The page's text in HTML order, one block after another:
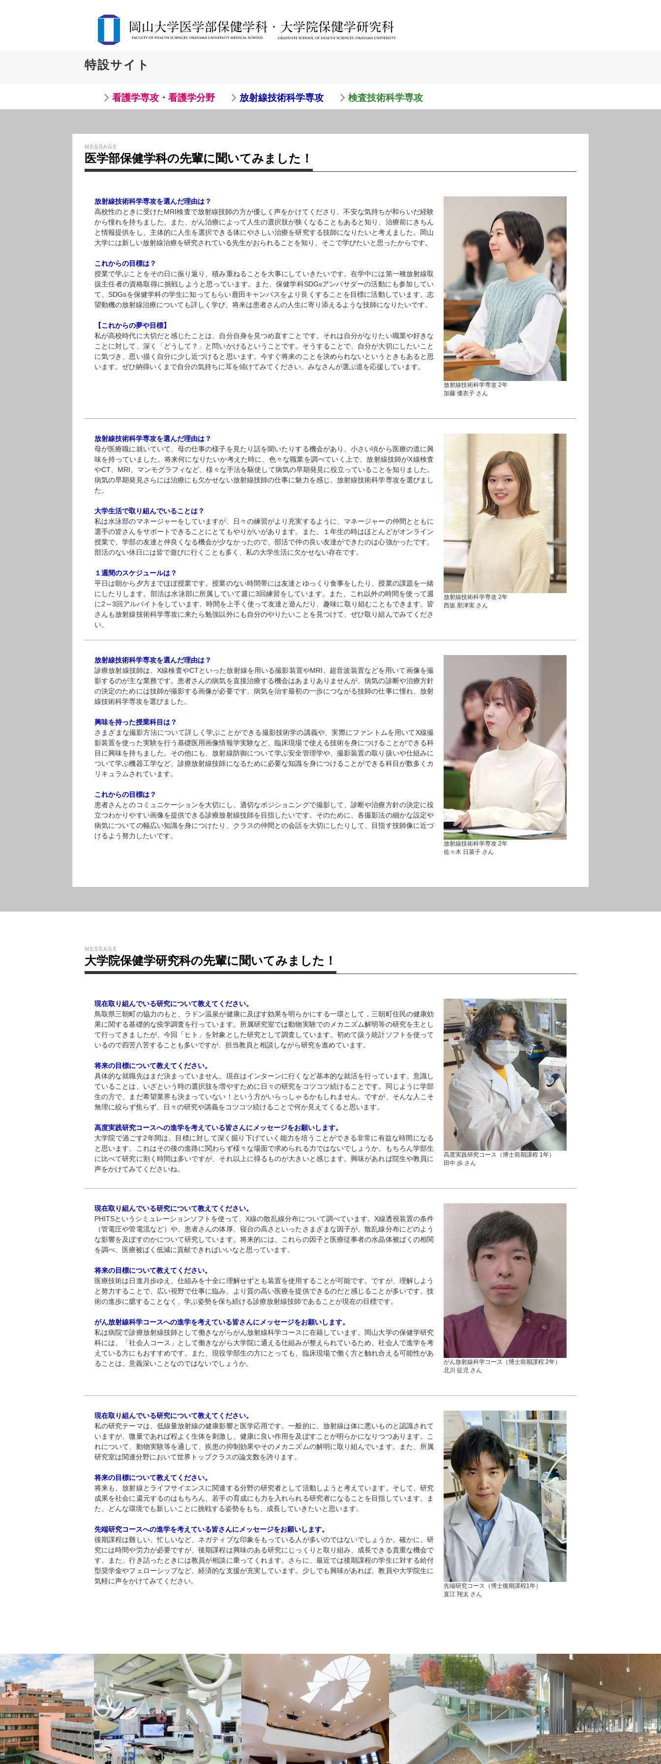
特設サイト
看護学専攻・看護学分野 放射線技術科学専攻 検査技術科学専攻
MESSAGE
医学部保健学科の先輩に聞いてみました！
放射線技術科学専攻 2年
加藤 優衣子 さん
放射線技術科学専攻を選んだ理由は？
高校性のときに受けたMRI検査で放射線技師の方が優しく声をかけてくださり、不安な気持ちが和らいだ経験
から憧れを持ちました。また、がん治療によって人生の選択肢が狭くなることもあると知り、治療前にきちん
と情報提供をし、主体的に人生を選択できる体にやさしい治療を研究する技師になりたいと考えました。岡山
大学には新しい放射線治療を研究されている先生がおられることを知り、そこで学びたいと思ったからです。
これからの目標は？
授業で学ぶことをその日に振り返り、積み重ねることを大事にしていきたいです。在学中には第一種放射線取
扱主任者の資格取得に挑戦しようと思っています。また、保健学科SDGsアンバサダーの活動にも参加してい
て、SDGsを保健学科の学生に知ってもらい鹿田キャンパスをより良くすることを目標に活動しています。志
望動機の放射線治療についても詳しく学び、将来は患者さんの人生に寄り添えるような技師になりたいです。
【これからの夢や目標】
私が高校時代に大切だと感じたことは、自分自身を見つめ直すことです。それは自分がなりたい職業や好きな
ことに対して、深く「どうして？」と問いかけるということです。そうすることで、自分が大切にしたいこと
に気づき、思い描く自分に少し近づけると思います。今すぐ将来のことを決められないというときもあると思
います。ぜひ納得いくまで自分の気持ちに耳を傾けてみてください。みなさんが選ぶ道を応援しています。
放射線技術科学専攻 2年
西坂 那津実 さん
放射線技術科学専攻を選んだ理由は？
母が医療職に就いていて、母の仕事の様子を見たり話を聞いたりする機会があり、小さい頃から医療の道に興
味を持っていました。将来何になりたいか考えた時に、色々な職業を調べていく上で、放射線技師がX線検査
やCT、MRI、マンモグラフィなど、様々な手法を駆使して病気の早期発見に役立っていることを知りました。
病気の早期発見さらには治療にも欠かせない放射線技師の仕事に魅力を感じ、放射線技術科学専攻を選びまし
た。
大学生活で取り組んでいることは？
私は水泳部のマネージャーをしていますが、日々の練習がより充実するように、マネージャーの仲間とともに
選手の皆さんをサポートできることにとてもやりがいがあります。また、１年生の時はほとんどがオンライン
授業で、学部の友達と仲良くなる機会が少なかったので、部活で仲の良い友達ができたのは心強かったです。
部活のない休日には皆で遊びに行くことも多く、私の大学生活に欠かせない存在です。
１週間のスケジュールは？
平日は朝から夕方までほぼ授業です。授業のない時間帯には友達とゆっくり食事をしたり、授業の課題を一緒
にしたりします。部活は水泳部に所属していて週に3回練習をしています。また、これ以外の時間を使って週
に2～3回アルバイトをしています。時間を上手く使って友達と遊んだり、趣味に取り組むこともできます。皆
さんも放射線技術科学専攻に来たら勉強以外にも自分のやりたいことを見つけて、ぜひ取り組んでみてくださ
い。
放射線技術科学専攻 2年
佐々木 日菜子 さん
放射線技術科学専攻を選んだ理由は？
診療放射線技師は、X線検査やCTといった放射線を用いる撮影装置やMRI、超音波装置などを用いて画像を撮
影するのが主な業務です。患者さんの病気を直接治療する機会はあまりありませんが、病気の診断や治療方針
の決定のためには技師が撮影する画像が必要です。病気を治す最初の一歩につながる技師の仕事に憧れ、放射
線技術科学専攻を選びました。
興味を持った授業科目は？
さまざまな撮影方法について詳しく学ぶことができる撮影技術学の講義や、実際にファントムを用いてX線撮
影装置を使った実験を行う基礎医用画像情報学実験など、臨床現場で使える技術を身につけることができる科
目に興味を持ちました。その他にも、放射線防御について学ぶ安全管理学や、撮影装置の取り扱いや仕組みに
ついて学ぶ機器工学など、診療放射線技師になるために必要な知識を身につけることができる科目が数多くカ
リキュラムされています。
これからの目標は？
患者さんとのコミュニケーションを大切にし、適切なポジショニングで撮影して、診断や治療方針の決定に役
立つわかりやすい画像を提供できる診療放射線技師を目指したいです。そのために、各撮影法の細かな設定や
病気についての幅広い知識を身につけたり、クラスの仲間との会話を大切にしたりして、目指す技師像に近づ
けるよう努力したいです。
MESSAGE
大学院保健学研究科の先輩に聞いてみました！
高度実践研究コース（博士前期課程 1年）
田中 歩 さん
現在取り組んでいる研究について教えてください。
鳥取県三朝町の協力のもと、ラドン温泉が健康に及ぼす効果を明らかにする一環として，三朝町住民の健康効
果に関する基礎的な疫学調査を行っています。所属研究室では動物実験でのメカニズム解明等の研究を主とし
て行ってきましたが、今回「ヒト」を対象とした研究として調査しています。初めて扱う統計ソフトを使って
いるので四苦八苦することも多いですが、担当教員と相談しながら研究を進めています。
将来の目標について教えてください。
具体的な就職先はまだ決まっていません。現在はインターンに行くなど基本的な就活を行っています。意識し
ていることは、いざという時の選択肢を増やすために日々の研究をコツコツ続けることです。同じように学部
生の方で、まだ希望業界も決まっていない！という方がいらっしゃるかもしれません。ですが、そんな人こそ
無理に絞らず焦らず、日々の研究や講義をコツコツ続けることで何か見えてくると思います。
高度実践研究コースへの進学を考えている皆さんにメッセージをお願いします。
大学院で過ごす2年間は、目標に対して深く掘り下げていく能力を培うことができる非常に有益な時間になる
と思います。これはその後の進路に関わらず様々な場面で求められる力ではないでしょうか。もちろん学部生
に比べて研究に割く時間は多いですが、それ以上に得るものが大きいと感じます。興味があれば院生や教員に
声をかけてみてくださいね。
がん放射線科学コース（博士前期課程 2年）
北川 征児 さん
現在取り組んでいる研究について教えてください。
PHITSというシミュレーションソフトを使って、X線の散乱線分布について調べています。X線透視装置の条件
（管電圧や管電流など）や、患者さんの体厚、寝台の高さといったさまざまな因子が、散乱線分布にどのよう
な影響を及ぼすのかについて研究しています。将来的には、これらの因子と医療従事者の水晶体被ばくの相関
を調べ、医療被ばく低減に貢献できればいいなと思っています。
将来の目標について教えてください。
医療技術は日進月歩ゆえ、仕組みを十全に理解せずとも装置を使用することが可能です。ですが、理解しよう
と努力することで、広い視野で仕事に臨み、より質の高い医療を提供できるのだと感じることが多いです。技
術の進歩に臆することなく、学ぶ姿勢を保ち続ける診療放射線技師であることが現在の目標です。
がん放射線科学コースへの進学を考えている皆さんにメッセージをお願いします。
私は病院で診療放射線技師として働きながらがん放射線科学コースに在籍しています。岡山大学の保健学研究
科には、「社会人コース」として働きながら大学院に通える仕組みが整えられているため、社会人で進学を考
えている方にもおすすめです。また、現役学部生の方にとっても、臨床現場で働く方と触れ合える可能性があ
ることは、意義深いことなのではないでしょうか。
先端研究コース（博士後期課程1年）
直江 翔太 さん
現在取り組んでいる研究について教えてください。
私の研究テーマは、低線量放射線の健康影響と医学応用です。一般的に、放射線は体に悪いものと認識されて
いますが、微量であれば程よく生体を刺激し、健康に良い作用を及ぼすことが明らかになりつつあります。こ
れについて、動物実験等を通して、疾患の抑制効果やそのメカニズムの解明に取り組んでいます。また、所属
研究室は関連分野において世界トップクラスの論文数を誇ります。
将来の目標について教えてください。
将来も、放射線とライフサイエンスに関連する分野の研究者として活動しようと考えています。そして、研究
成果を社会に還元するのはもちろん、若手の育成にも力を入れられる研究者になることを目指しています。ま
た、どんな環境でも新しいことに挑戦する姿勢をもち、成長していきたいと思います。
先端研究コースへの進学を考えている皆さんにメッセージをお願いします。
後期課程は難しい、忙しいなど、ネガティブな印象をもっている人が多いのではないでしょうか。確かに、研
究には時間や労力が必要ですが、後期課程は興味のある研究にじっくりと取り組み、成長できる貴重な機会で
す。また、行き詰ったときには教員が相談に乗ってくれます。さらに、最近では後期課程の学生に対する給付
型奨学金やフェローシップなど、経済的な支援が充実しています。少しでも興味があれば、教員や大学院生に
気軽に声をかけてみてください。